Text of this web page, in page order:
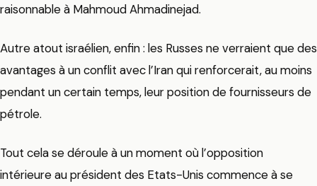
raisonnable à Mahmoud Ahmadinejad.
Autre atout israélien, enfin : les Russes ne verraient que des
avantages à un conflit avec l’Iran qui renforcerait, au moins
pendant un certain temps, leur position de fournisseurs de
pétrole.
Tout cela se déroule à un moment où l’opposition
intérieure au président des Etats-Unis commence à se